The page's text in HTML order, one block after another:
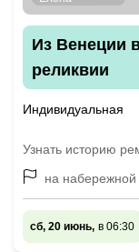
Из Венеции
реликвии
Индивидуальная
Узнать историю
на
сб, 20 июнь, в 06:30